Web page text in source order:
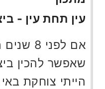
עין תחת עין -
אם לפני
שאפשר להכין
הייתי צוחקת